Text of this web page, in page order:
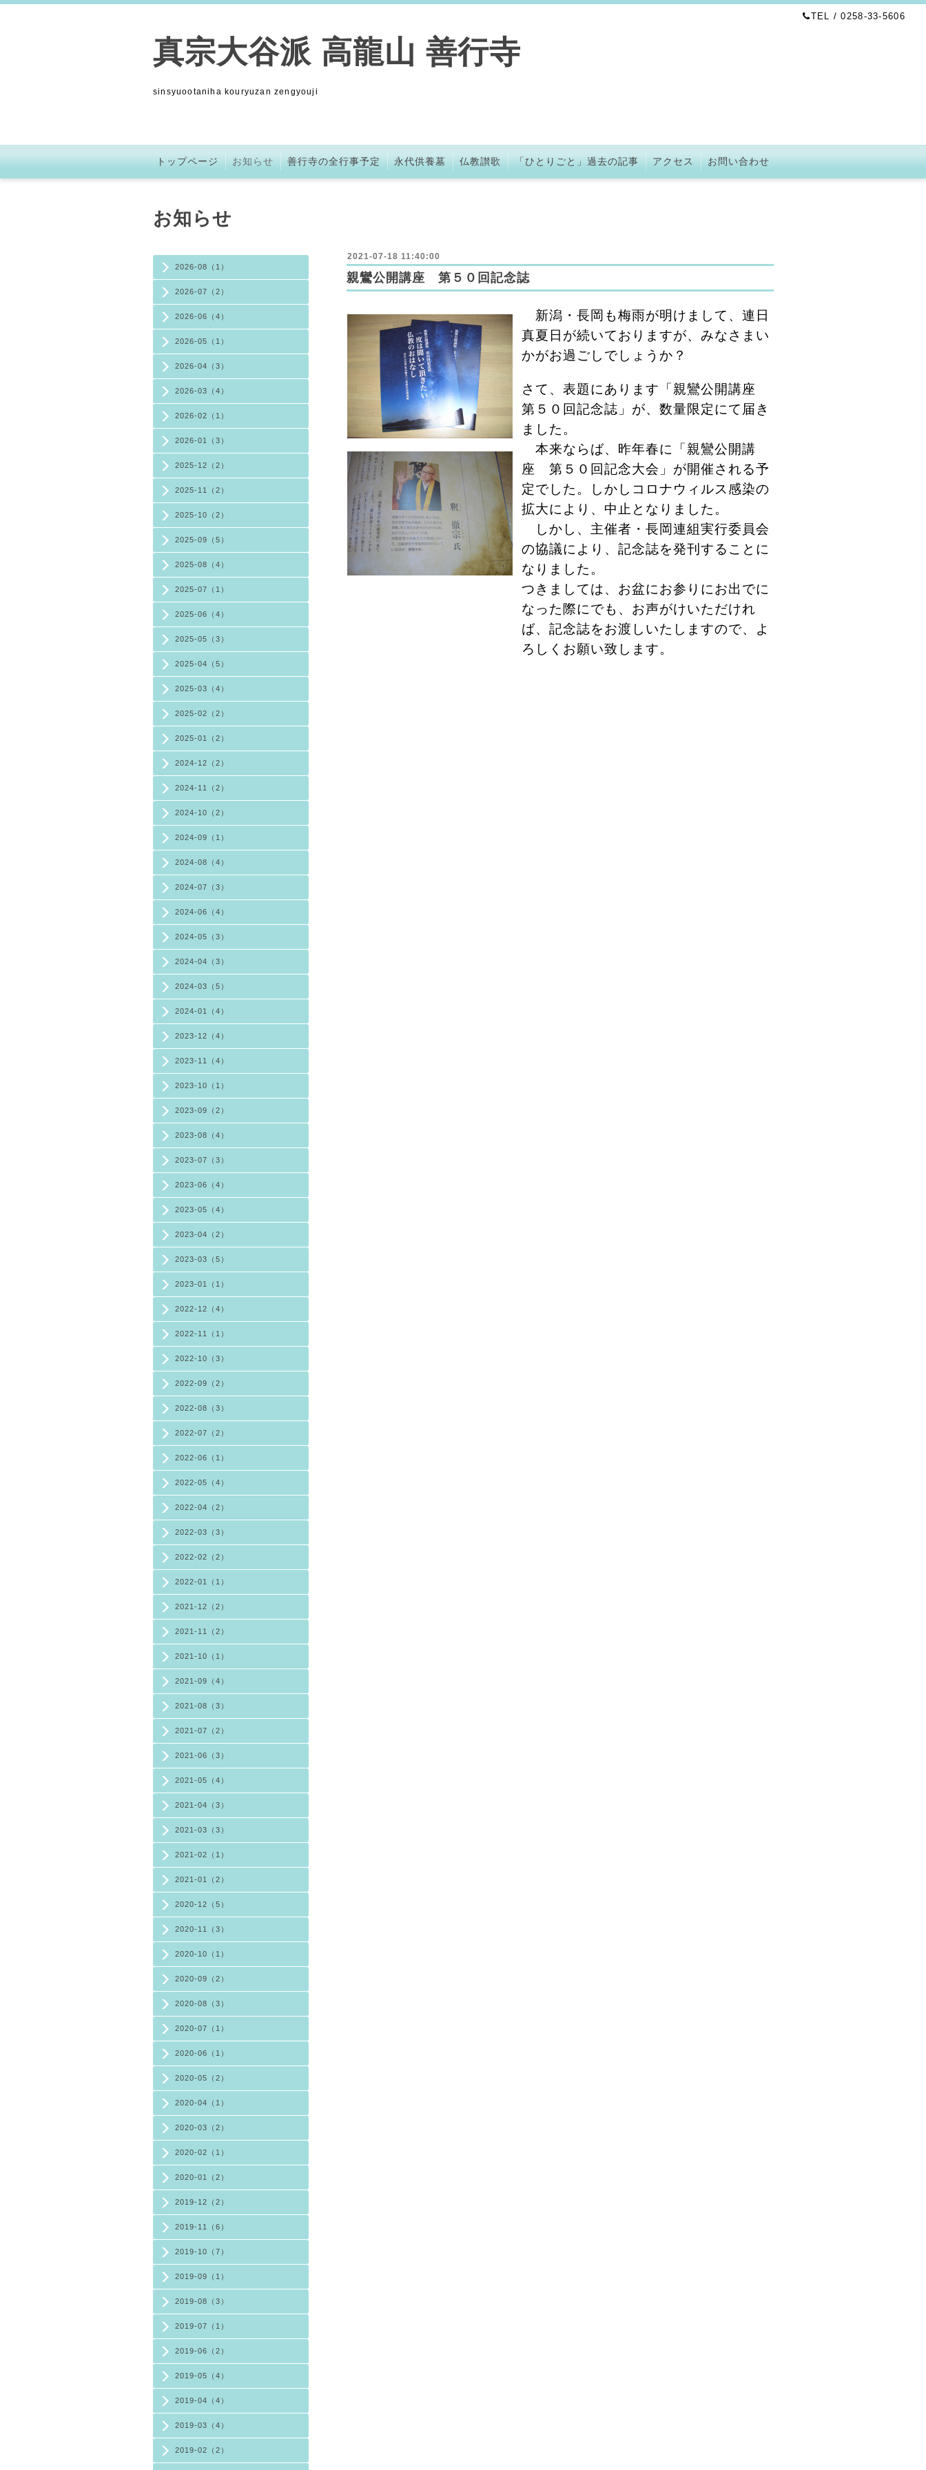
TEL / 0258-33-5606
真宗大谷派 高龍山 善行寺
sinsyuootaniha kouryuzan zengyouji
トップページ お知らせ 善行寺の全行事予定 永代供養墓 仏教讃歌 「ひとりごと」過去の記事 アクセス お問い合わせ
2026-08（1）
2026-07（2）
2026-06（4）
2026-05（1）
2026-04（3）
2026-03（4）
2026-02（1）
2026-01（3）
2025-12（2）
2025-11（2）
2025-10（2）
2025-09（5）
2025-08（4）
2025-07（1）
2025-06（4）
2025-05（3）
2025-04（5）
2025-03（4）
2025-02（2）
2025-01（2）
2024-12（2）
2024-11（2）
2024-10（2）
2024-09（1）
2024-08（4）
2024-07（3）
2024-06（4）
2024-05（3）
2024-04（3）
2024-03（5）
2024-01（4）
2023-12（4）
2023-11（4）
2023-10（1）
2023-09（2）
2023-08（4）
2023-07（3）
2023-06（4）
2023-05（4）
2023-04（2）
2023-03（5）
2023-01（1）
2022-12（4）
2022-11（1）
2022-10（3）
2022-09（2）
2022-08（3）
2022-07（2）
2022-06（1）
2022-05（4）
2022-04（2）
2022-03（3）
2022-02（2）
2022-01（1）
2021-12（2）
2021-11（2）
2021-10（1）
2021-09（4）
2021-08（3）
2021-07（2）
2021-06（3）
2021-05（4）
2021-04（3）
2021-03（3）
2021-02（1）
2021-01（2）
2020-12（5）
2020-11（3）
2020-10（1）
2020-09（2）
2020-08（3）
2020-07（1）
2020-06（1）
2020-05（2）
2020-04（1）
2020-03（2）
2020-02（1）
2020-01（2）
2019-12（2）
2019-11（6）
2019-10（7）
2019-09（1）
2019-08（3）
2019-07（1）
2019-06（2）
2019-05（4）
2019-04（4）
2019-03（4）
2019-02（2）
お知らせ
2021-07-18 11:40:00
親鸞公開講座 第５０回記念誌
新潟・長岡も梅雨が明けまして、連日
真夏日が続いておりますが、みなさまい
かがお過ごしでしょうか？
さて、表題にあります「親鸞公開講座
第５０回記念誌」が、数量限定にて届き
ました。
本来ならば、昨年春に「親鸞公開講
座 第５０回記念大会」が開催される予
定でした。しかしコロナウィルス感染の
拡大により、中止となりました。
しかし、主催者・長岡連組実行委員会
の協議により、記念誌を発刊することに
なりました。
つきましては、お盆にお参りにお出でに
なった際にでも、お声がけいただけれ
ば、記念誌をお渡しいたしますので、よ
ろしくお願い致します。